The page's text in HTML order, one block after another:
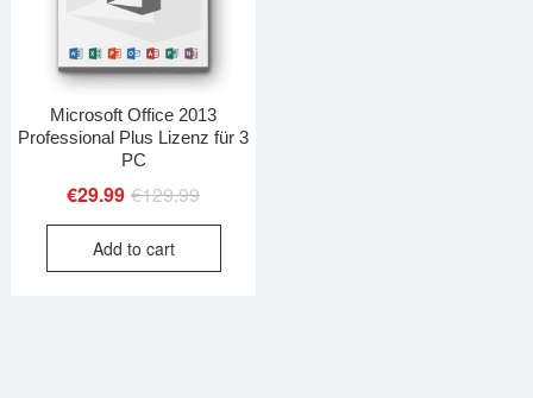
Microsoft Office 2013
Professional Plus Lizenz für 3
PC
€129.99Original
price
€129.99.
€29.99
Current
price
€29.99.
Add to cart